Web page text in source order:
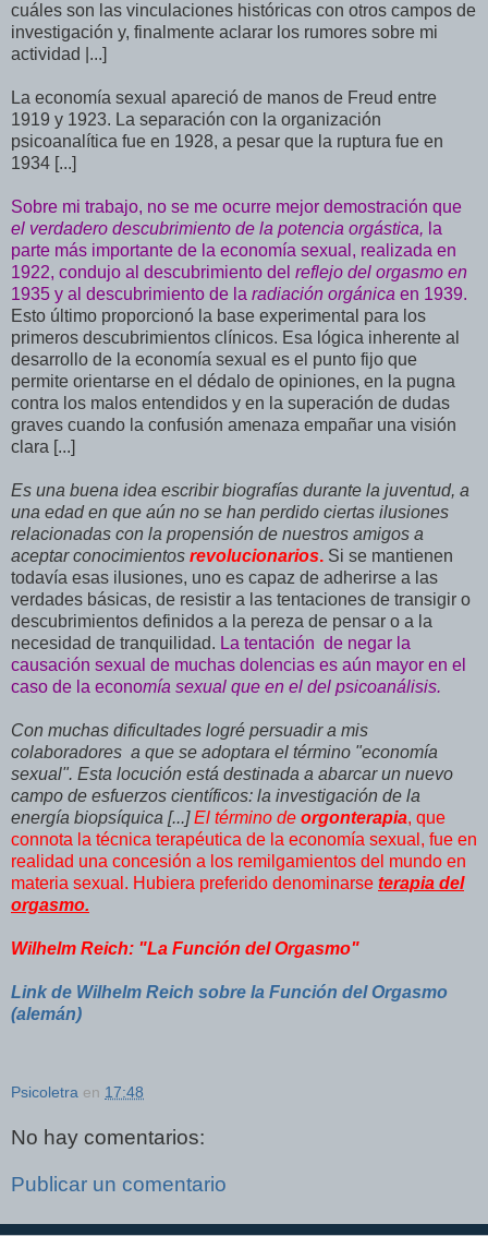
cuáles son las vinculaciones históricas con otros campos de
investigación y, finalmente aclarar los rumores sobre mi
actividad |...]
La economía sexual apareció de manos de Freud entre
1919 y 1923. La separación con la organización
psicoanalítica fue en 1928, a pesar que la ruptura fue en
1934 [...]
Sobre mi trabajo, no se me ocurre mejor demostración que
el verdadero descubrimiento de la potencia orgástica, la
parte más importante de la economía sexual, realizada en
1922, condujo al descubrimiento del reflejo del orgasmo en
1935 y al descubrimiento de la radiación orgánica en 1939.
Esto último proporcionó la base experimental para los
primeros descubrimientos clínicos. Esa lógica inherente al
desarrollo de la economía sexual es el punto fijo que
permite orientarse en el dédalo de opiniones, en la pugna
contra los malos entendidos y en la superación de dudas
graves cuando la confusión amenaza empañar una visión
clara [...]
Es una buena idea escribir biografías durante la juventud, a
una edad en que aún no se han perdido ciertas ilusiones
relacionadas con la propensión de nuestros amigos a
aceptar conocimientos revolucionarios. Si se mantienen
todavía esas ilusiones, uno es capaz de adherirse a las
verdades básicas, de resistir a las tentaciones de transigir o
descubrimientos definidos a la pereza de pensar o a la
necesidad de tranquilidad. La tentación de negar la
causación sexual de muchas dolencias es aún mayor en el
caso de la economía sexual que en el del psicoanálisis.
Con muchas dificultades logré persuadir a mis
colaboradores a que se adoptara el término "economía
sexual". Esta locución está destinada a abarcar un nuevo
campo de esfuerzos científicos: la investigación de la
energía biopsíquica [...]El término de orgonterapia, que
connota la técnica terapéutica de la economía sexual, fue en
realidad una concesión a los remilgamientos del mundo en
materia sexual. Hubiera preferido denominarse terapia del
orgasmo.
Wilhelm Reich: "La Función del Orgasmo"
Link de Wilhelm Reich sobre la Función del Orgasmo
(alemán)
Psicoletra en 17:48
No hay comentarios:
Publicar un comentario